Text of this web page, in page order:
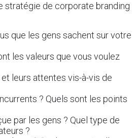
stratégie de corporate branding
que les gens sachent sur votre
les valeurs que vous voulez
leurs attentes vis-à-vis de
? Quels sont les points
par les gens ? Quel type de
?